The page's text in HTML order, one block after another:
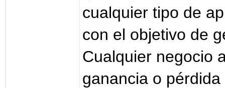
cualquier tipo de
con el objetivo de
Cualquier negocio
ganancia o